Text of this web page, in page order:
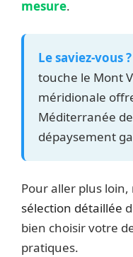
mesure.
Le saviez-vous ?
touche le Mont
méridionale
Méditerranée
dépaysement
Pour aller plus loin,
sélection détaillée
bien choisir votre
pratiques.